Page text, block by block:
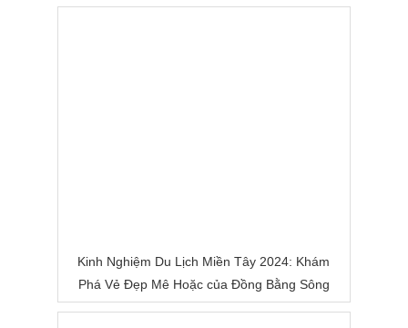
Kinh Nghiệm Du Lịch Miền Tây 2024: Khám
Phá Vẻ Đẹp Mê Hoặc của Đồng Bằng Sông
Nước